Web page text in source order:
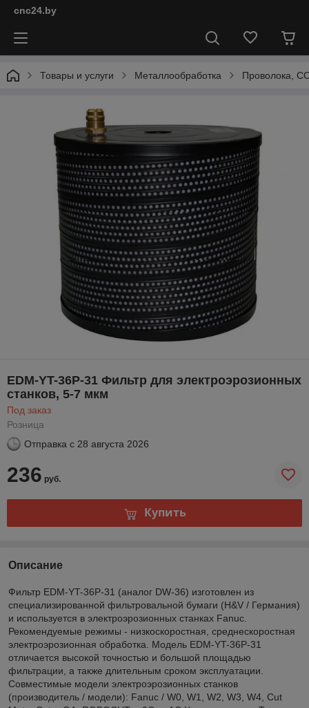
cnc24.by
Товары и услуги Металлообработка Проволока,
EDM-YT-36P-31 Фильтр для электроэрозионных
станков, 5-7 мкм
Под заказ
Розница
Отправка с 28 августа 2026
236 руб.
Купить
Описание
Фильтр EDM-YT-36P-31 (аналог DW-36) изготовлен из
специализированной фильтровальной бумаги (H&V / Германия)
и используется в электроэрозионных станках Fanuc.
Рекомендуемые режимы - низкоскоростная, среднескоростная
электроэрозионная обработка. Модель EDM-YT-36P-31
отличается высокой точностью и большой площадью
фильтрации, а также длительным сроком эксплуатации.
Совместимые модели электроэрозионных станков
(производитель / модели): Fanuc / W0, W1, W2, W3, W4, Cut